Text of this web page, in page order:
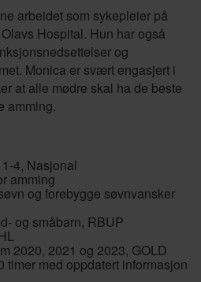
arbeidet som sykepleier på
Hospital. Hun har også
og
Monica er svært engasjert i
at alle mødre skal ha de beste
amming.
4, Nasjonal
amming
og forebygge søvnvansker
og småbarn, RBUP
2020, 2021 og 2023, GOLD
timer med oppdatert informasjon